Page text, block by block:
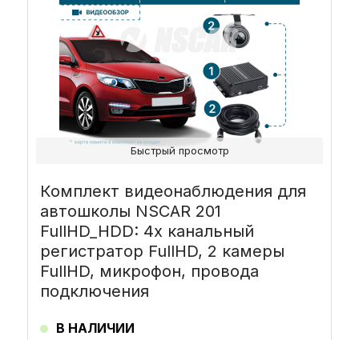
Комплект видеонаблюдения для
автошколы NSCAR 201
FullHD_HDD: 4х канальный
регистратор FullHD, 2 камеры
FullHD, микрофон, провода
подключения
В НАЛИЧИИ
Быстрый просмотр